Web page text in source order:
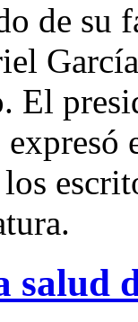
de su
El
salud